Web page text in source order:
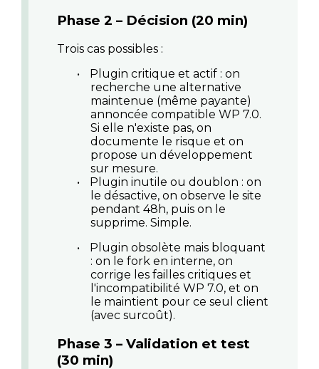
Phase 2 – Décision (20 min)
Trois cas possibles :
•
Plugin critique et actif : on
recherche une alternative
maintenue (même payante)
annoncée compatible WP 7.0.
Si elle n'existe pas, on
documente le risque et on
propose un développement
sur mesure.
•
Plugin inutile ou doublon : on
le désactive, on observe le site
pendant 48h, puis on le
supprime. Simple.
•
Plugin obsolète mais bloquant
: on le fork en interne, on
corrige les failles critiques et
l'incompatibilité WP 7.0, et on
le maintient pour ce seul client
(avec surcoût).
Phase 3 – Validation et test
(30 min)